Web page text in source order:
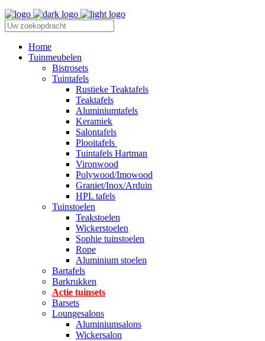
Home
Tuinmeubelen
Bistrosets
Tuintafels
Rustieke Teaktafels
Teaktafels
Aluminiumtafels
Keramiek
Salontafels
Plooitafels
Tuintafels Hartman
Vironwood
Polywood/Imowood
Graniet/Inox/Arduin
HPL tafels
Tuinstoelen
Teakstoelen
Wickerstoelen
Sophie tuinstoelen
Rope
Aluminium stoelen
Bartafels
Barkrukken
Actie tuinsets
Barsets
Loungesalons
Aluminiumsalons
Wickersalon